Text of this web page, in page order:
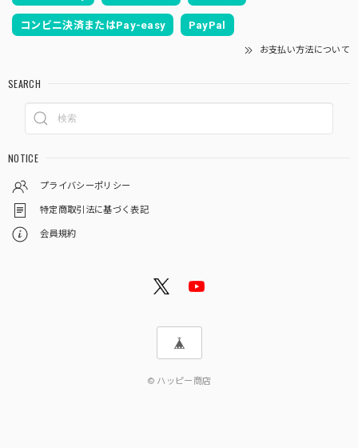
コンビニ決済またはPay-easy PayPal
お支払い方法について
SEARCH
NOTICE
プライバシーポリシー
特定商取引法に基づく表記
会員規約
© ハッピー商店